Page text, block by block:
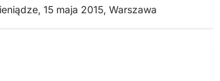
15 maja 2015, Warszawa